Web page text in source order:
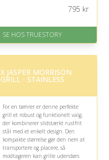
Eller lav digitalt gavekort med det
Fremragende Trustpilot rating
795 kr
SE HOS TRUESTORY
X JASPER MORRISON
GRILL - STAINLESS
For en tømrer er denne perfekte
grill et robust og funktionelt valg,
der kombinerer slidstærkt rustfrit
stål med et enkelt design. Den
kompakte størrelse gør den nem at
transportere og placere, så
modtageren kan grille udendørs